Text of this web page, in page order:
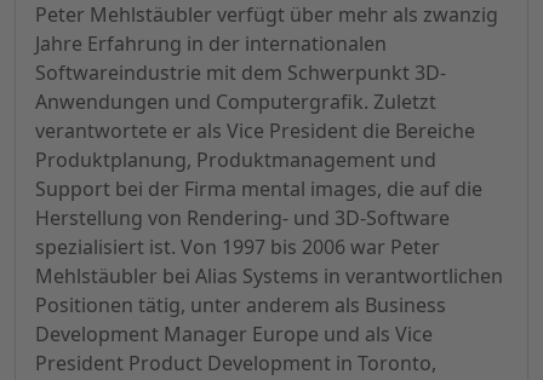
Peter Mehlstäubler verfügt über mehr als zwanzig
Jahre Erfahrung in der internationalen
Softwareindustrie mit dem Schwerpunkt 3D-
Anwendungen und Computergrafik. Zuletzt
verantwortete er als Vice President die Bereiche
Produktplanung, Produktmanagement und
Support bei der Firma mental images, die auf die
Herstellung von Rendering- und 3D-Software
spezialisiert ist. Von 1997 bis 2006 war Peter
Mehlstäubler bei Alias Systems in verantwortlichen
Positionen tätig, unter anderem als Business
Development Manager Europe und als Vice
President Product Development in Toronto,